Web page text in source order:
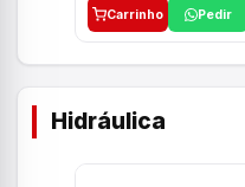
Carrinho Pedir
Hidráulica